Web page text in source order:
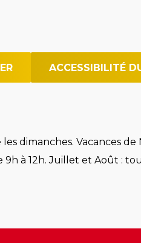
ACCESSIBILITÉ
dimanches. Vacances
à 12h. Juillet et Août :